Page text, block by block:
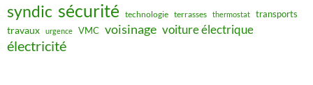
syndic sécurité technologie terrasses thermostat transports
travaux urgence VMC voisinage voiture électrique
électricité